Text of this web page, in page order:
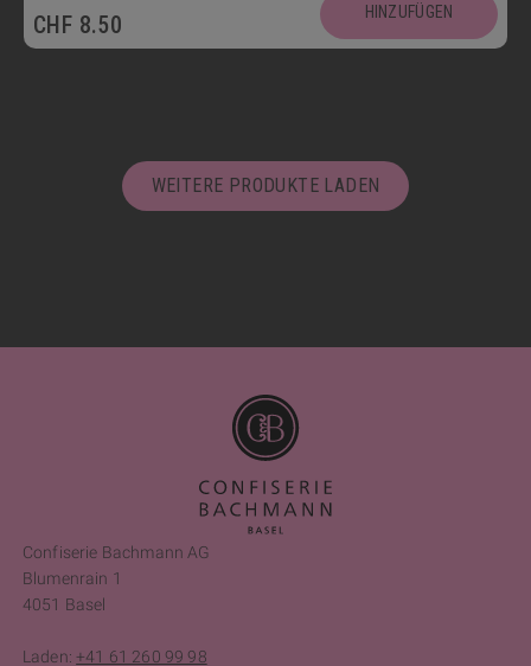
CHF 8.50 HINZUFÜGEN
WEITERE PRODUKTE LADEN
Confiserie Bachmann AG
Blumenrain 1
4051 Basel
Laden:+41 61 260 99 98